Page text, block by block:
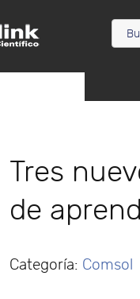
Tres
de
Categoría: Comsol